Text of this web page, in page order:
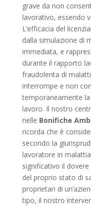
grave da non
lavorativo, essendo
L’efficacia del
dalla simulazione di
immediata, e
durante il rapporto
fraudolenta di
interrompe e non
temporaneamente
lavoro. Il nostro
nelle Bonifiche
ricorda che è
secondo la
lavoratore in
significativo il
del proprio stato di
proprietari di
tipo, il nostro